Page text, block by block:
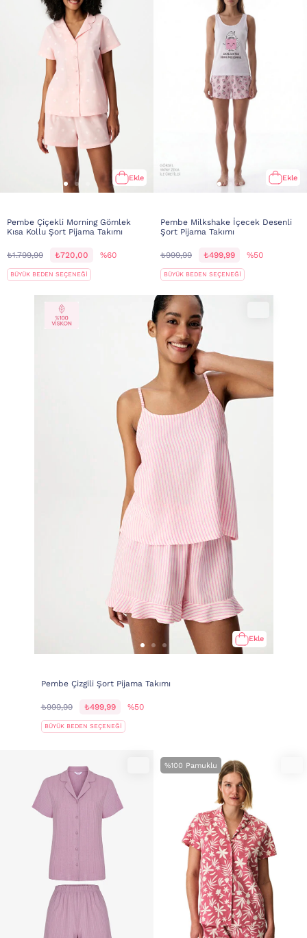
Ekle
Pembe Çiçekli Morning Gömlek
Kısa Kollu Şort Pijama Takımı
₺1.799,99 ₺720,00 %60
BÜYÜK BEDEN SEÇENEĞİ
Ekle
Pembe Milkshake İçecek Desenli
Şort Pijama Takımı
₺999,99 ₺499,99 %50
BÜYÜK BEDEN SEÇENEĞİ
Ekle
Pembe Çizgili Şort Pijama Takımı
₺999,99 ₺499,99 %50
BÜYÜK BEDEN SEÇENEĞİ
%100 Pamuklu